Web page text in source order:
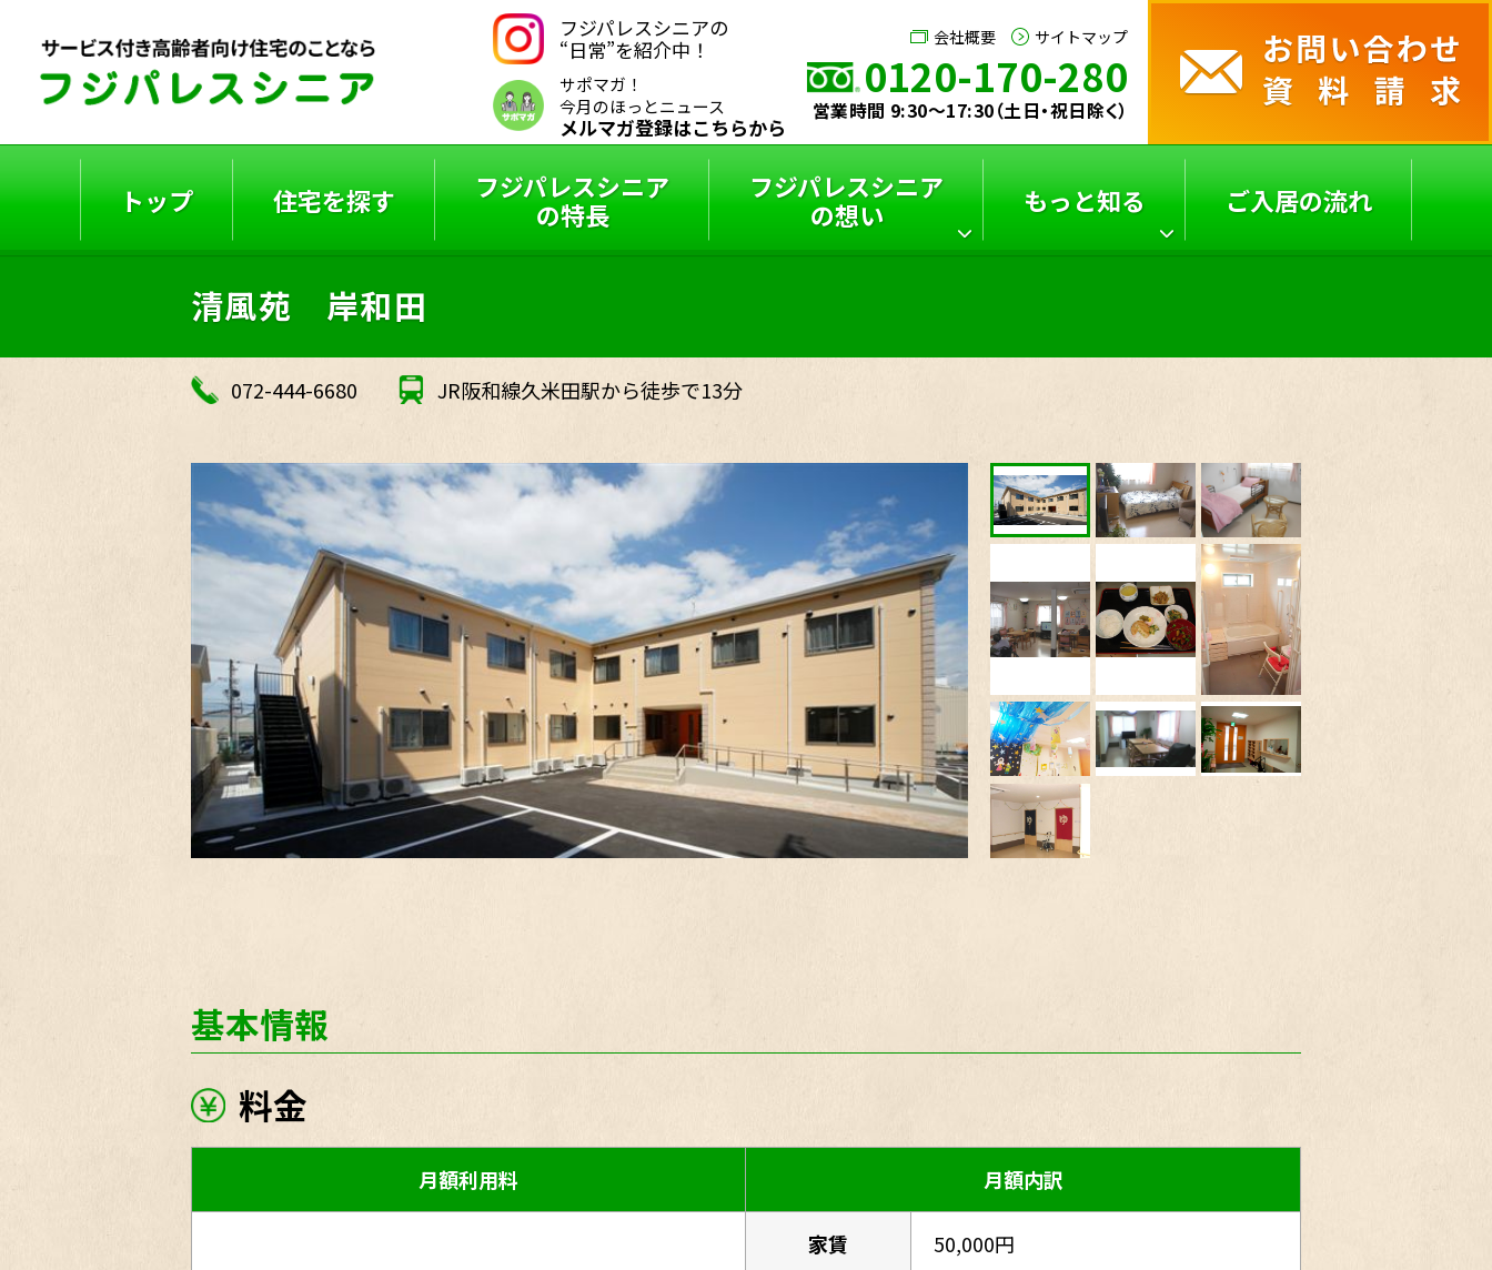
フジパレスシニアの
“日常”を紹介中！
サポマガ！
今月のほっとニュース
メルマガ登録はこちらから
会社概要 サイトマップ
0120-170-280
営業時間 9:30～17:30（土日・祝日除く）
トップ 住宅を探す
フジパレスシニア
の特長
フジパレスシニア
の想い
サポーターズブログ
特選コラム
もっと知る
は？
け
ご入居の流れ
清風苑 岸和田
072-444-6680 JR阪和線久米田駅から徒歩で13分
基本情報
料金
月額利用料 月額内訳
家賃 50,000円